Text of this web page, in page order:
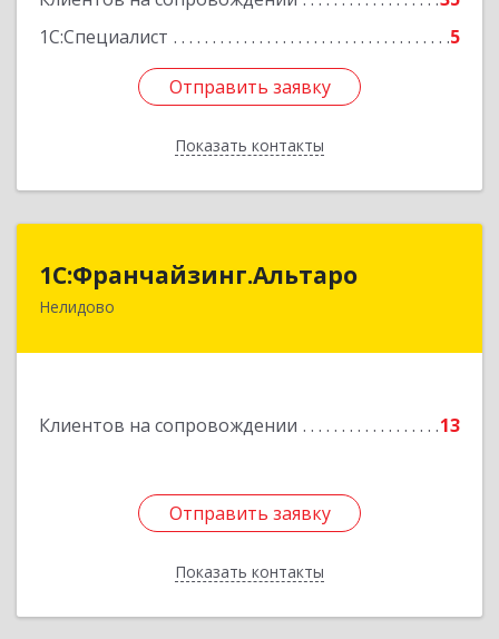
1С:Специалист
5
Отправить заявку
Показать контакты
Отправить заявку
Назад
1С:Франчайзинг.Альтаро
Нелидово
Клиентов на сопровождении 13
Отправить заявку
Показать контакты
1С:Франчайзинг.Альтаро
172527, Тверская обл, Нелидово г, Матросова
Отправить заявку
Назад